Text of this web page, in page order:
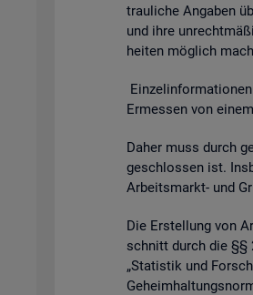
trau­li­che An­ga­ben
und ihre
hei­ten mög­lich
Er­mes­sen von
Daher muss durch
ge­schlos­sen ist.
Ar­beits­markt- und
Die Er­stel­lung von
schnitt durch die §§
„Sta­tis­tik und